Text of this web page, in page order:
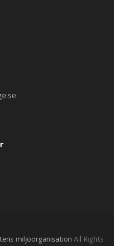
miljöorganisation All Rights